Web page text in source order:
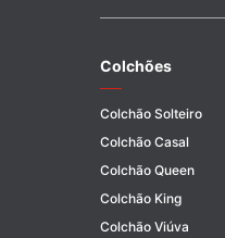
Colchões
Colchão Solteiro
Colchão Casal
Colchão Queen
Colchão King
Colchão Viúva